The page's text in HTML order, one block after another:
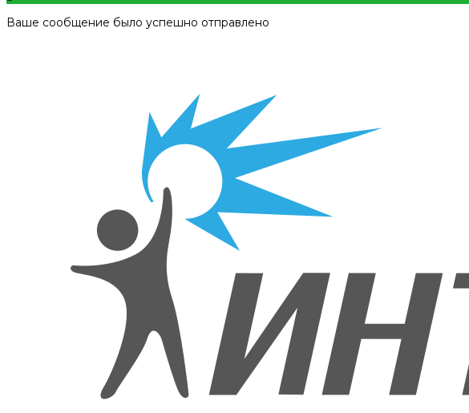
Ваше сообщение было успешно отправлено